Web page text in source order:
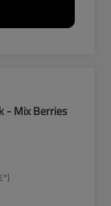
- Mix Berries